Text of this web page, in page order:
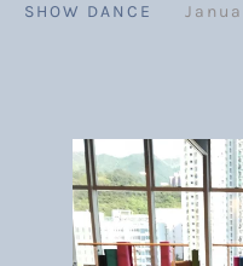
SHOW DANCE